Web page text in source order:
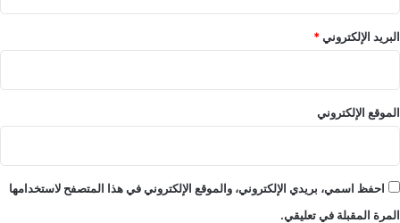
البريد الإلكتروني*
الموقع الإلكتروني
احفظ اسمي، بريدي الإلكتروني، والموقع الإلكتروني في هذا المتصفح لاستخدامها
المرة المقبلة في تعليقي.